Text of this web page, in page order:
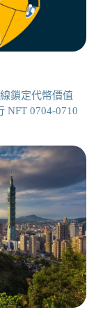
鎖定代幣價值
NFT 0704-0710